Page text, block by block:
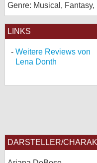
Genre: Musical,
LINKS
Weitere Reviews von
Lena Donth
DARSTELLER/